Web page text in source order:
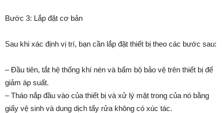
Bước 3: Lắp đặt cơ bản
Sau khi xác định vị trí, bạn cần lắp đặt thiết bị theo các bước sau:
– Đầu tiên, tắt hệ thống khí nén và bấm bộ bảo vệ trên thiết bị để
giảm áp suất.
– Tháo nắp đầu vào của thiết bị và xử lý mặt trong của nó bằng
giấy vệ sinh và dung dịch tẩy rửa không có xúc tác.